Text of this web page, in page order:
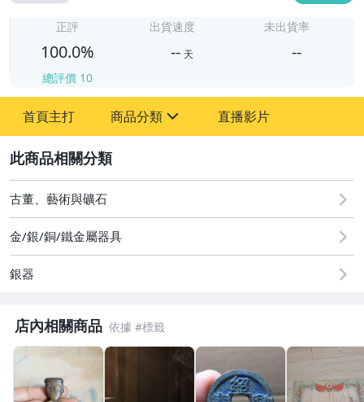
正評
100.0%
總評價 10
出貨速度
-- 天
未出貨率
--
首頁主打 商品分類
圖書/影音/文具
古董、藝術與礦石
玩具、模型與公仔
偶像、球員卡與郵幣
女裝與服飾配件
手錶與飾品配件
直播影片
古董、藝術與礦石
金/銀/銅/鐵金屬器具
銀器
店內相關商品